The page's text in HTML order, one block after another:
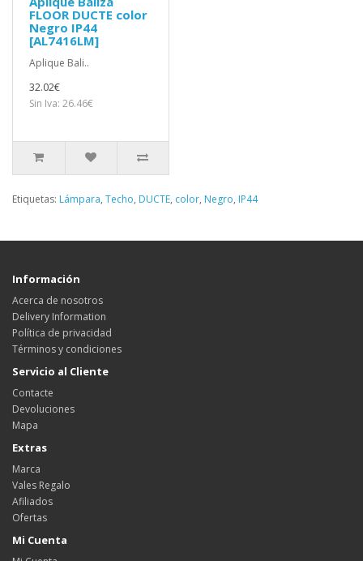
FLOOR DUCTE color
Negro IP44
[AL7416LM]
Aplique Bali..
32.02€
Sin Iva: 26.46€
Etiquetas: Lámpara, Techo, DUCTE, color, Negro, IP44
Información
Acerca de nosotros
Delivery Information
Política de privacidad
Términos y condiciones
Servicio al Cliente
Contacte
Devoluciones
Mapa
Extras
Marca
Vales Regalo
Afiliados
Ofertas
Mi Cuenta